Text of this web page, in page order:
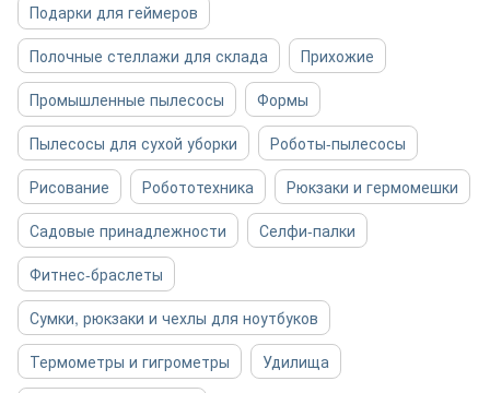
Подарки для геймеров
Полочные стеллажи для склада
Прихожие
Промышленные пылесосы
Формы
Пылесосы для сухой уборки
Роботы-пылесосы
Рисование
Робототехника
Рюкзаки и гермомешки
Садовые принадлежности
Селфи-палки
Фитнес-браслеты
Сумки, рюкзаки и чехлы для ноутбуков
Термометры и гигрометры
Удилища